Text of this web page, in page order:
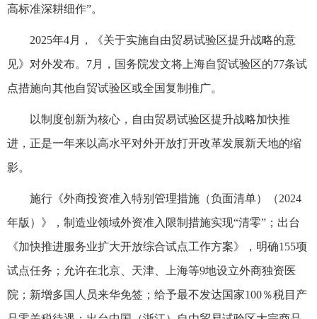
高标准深耕细作”。
2025年4月，《关于实施自由贸易试验区提升战略的意
见》对外发布。7月，国务院发文将上海自贸试验区的77条试
点措施向其他自贸试验区或全国复制推广。
以制度创新为核心，自由贸易试验区提升战略加快推
进，正是一年来以高水平对外开放打开改革发展新天地的缩
影。
施行《外商投资准入特别管理措施（负面清单）（2024
年版）》，制造业领域外资准入限制措施实现“清零”；出台
《加快推进服务业扩大开放综合试点工作方案》，明确155项
试点任务；允许在北京、天津、上海等9地设立外商独资医
院；新增多国人员来华免签；给予最不发达国家100％税目产